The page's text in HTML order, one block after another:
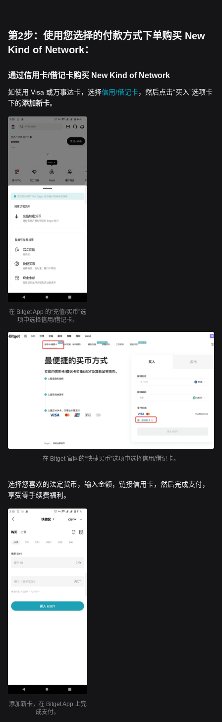
第2步：使用您选择的付款方式下单购买 New
Kind of Network：
通过信用卡/借记卡购买 New Kind of Network
如使用 Visa 或万事达卡，选择信用/借记卡，然后点击“买入”选项卡
下的添加新卡。
在 Bitget App 的“充值/买币”选
项中选择信用/借记卡。
在 Bitget 官网的“快捷买币”选项中选择信用/借记卡。
选择您喜欢的法定货币，输入金额，链接信用卡，然后完成支付，
享受零手续费福利。
添加新卡，在 Bitget App 上完
成支付。